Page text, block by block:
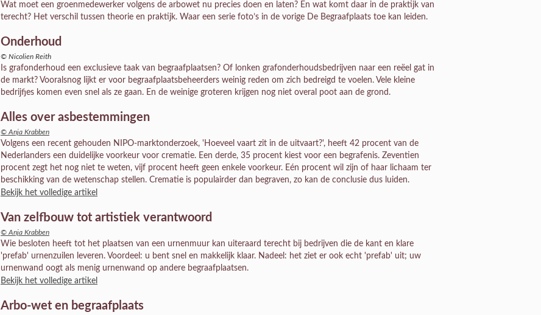
Wat moet een groenmedewerker volgens de arbowet nu precies doen en laten? En wat komt daar in de praktijk van
terecht? Het verschil tussen theorie en praktijk. Waar een serie foto’s in de vorige De Begraafplaats toe kan leiden.
Onderhoud
© Nicolien Reith
Is grafonderhoud een exclusieve taak van begraafplaatsen? Of lonken grafonderhoudsbedrijven naar een reëel gat in
de markt? Vooralsnog lijkt er voor begraafplaatsbeheerders weinig reden om zich bedreigd te voelen. Vele kleine
bedrijfjes komen even snel als ze gaan. En de weinige groteren krijgen nog niet overal poot aan de grond.
Alles over asbestemmingen
© Anja Krabben
Volgens een recent gehouden NIPO-marktonderzoek, 'Hoeveel vaart zit in de uitvaart?', heeft 42 procent van de
Nederlanders een duidelijke voorkeur voor crematie. Een derde, 35 procent kiest voor een begrafenis. Zeventien
procent zegt het nog niet te weten, vijf procent heeft geen enkele voorkeur. Eén procent wil zijn of haar lichaam ter
beschikking van de wetenschap stellen. Crematie is populairder dan begraven, zo kan de conclusie dus luiden.
Bekijk het volledige artikel
Van zelfbouw tot artistiek verantwoord
© Anja Krabben
Wie besloten heeft tot het plaatsen van een urnenmuur kan uiteraard terecht bij bedrijven die de kant en klare
'prefab' urnenzuilen leveren. Voordeel: u bent snel en makkelijk klaar. Nadeel: het ziet er ook echt 'prefab' uit; uw
urnenwand oogt als menig urnenwand op andere begraafplaatsen.
Bekijk het volledige artikel
Arbo-wet en begraafplaats